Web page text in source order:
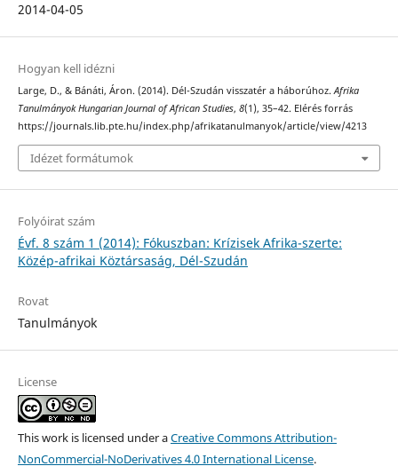
2014-04-05
Hogyan kell idézni
Large, D., & Bánáti, Áron. (2014). Dél-Szudán visszatér a háborúhoz.Afrika
Tanulmányok Hungarian Journal of African Studies, 8(1), 35–42. Elérés forrás
https://journals.lib.pte.hu/index.php/afrikatanulmanyok/article/view/4213
Idézet formátumok
Folyóirat szám
Évf. 8 szám 1 (2014): Fókuszban: Krízisek Afrika-szerte:
Közép-afrikai Köztársaság, Dél-Szudán
Rovat
Tanulmányok
License
This work is licensed under aCreative Commons Attribution-
NonCommercial-NoDerivatives 4.0 International License.